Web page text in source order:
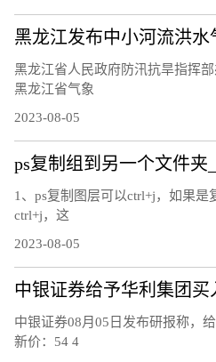
黑龙江发布中小河流洪水
黑龙江省人民政府防汛抗旱指挥
黑龙江省气象
2023-08-05
1、ps复制图层可以ctrl+j，如果
ctrl+j，这
2023-08-05
中银证券08月05日发布研报称，
新价：54 4